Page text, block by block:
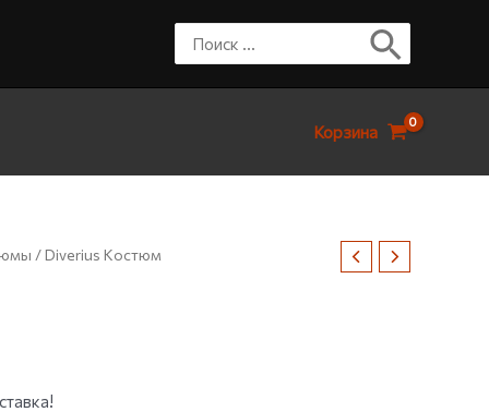
Корзина
/ Diverius Костюм